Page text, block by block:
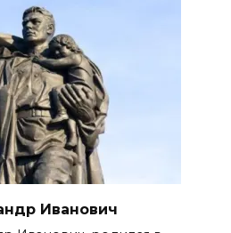
Иванович